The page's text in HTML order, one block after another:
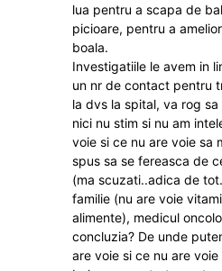
lua pentru a scapa de
picioare, pentru a
boala.
Investigatiile le avem in
un nr de contact pentru
la dvs la spital, va rog
nici nu stim si nu am
voie si ce nu are voie sa
spus sa se fereasca de
(ma scuzati..adica de
familie (nu are voie
alimente), medicul
concluzia? De unde
are voie si ce nu are